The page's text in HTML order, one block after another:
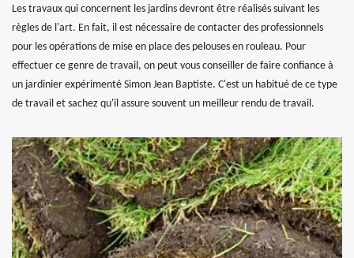
Les travaux qui concernent les jardins devront être réalisés suivant les
règles de l'art. En fait, il est nécessaire de contacter des professionnels
pour les opérations de mise en place des pelouses en rouleau. Pour
effectuer ce genre de travail, on peut vous conseiller de faire confiance à
un jardinier expérimenté Simon Jean Baptiste. C'est un habitué de ce type
de travail et sachez qu'il assure souvent un meilleur rendu de travail.